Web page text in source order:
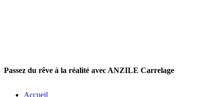
Passez du rêve à la réalité avec ANZILE Carrelage
Accueil